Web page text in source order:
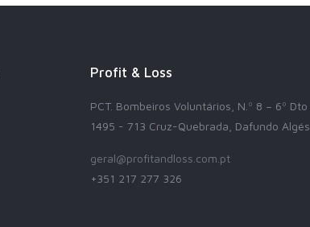
Profit & Loss
PCT. Bombeiros Voluntários, N.º 8 – 6º Dto
1495 - 713 Cruz-Quebrada, Dafundo Algés
geral@profitandloss.com.pt
+351 217 277 326